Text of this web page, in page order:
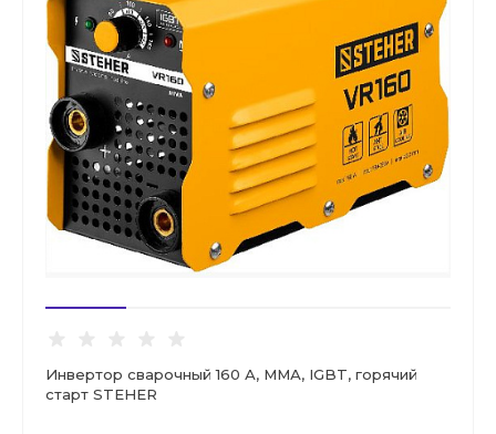
Инвертор сварочный 160 А, ММА, IGBT, горячий
старт STEHER